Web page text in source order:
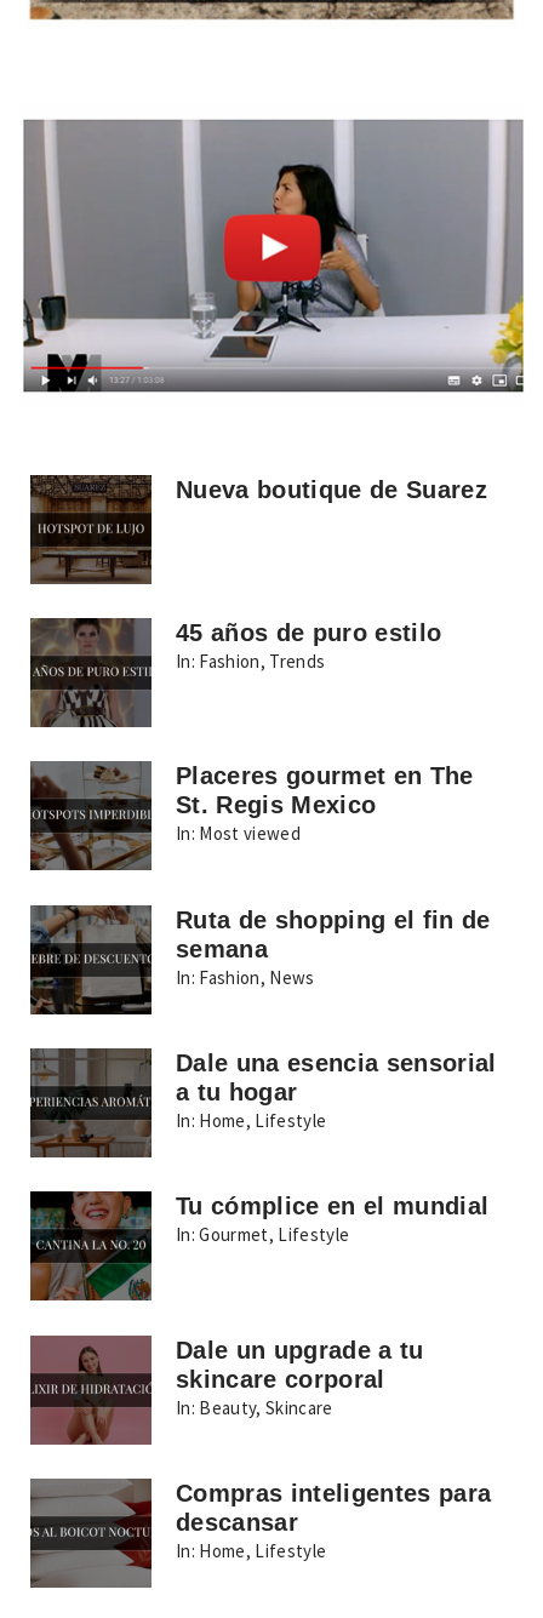
Nueva boutique de Suarez
45 años de puro estilo
In: Fashion, Trends
Placeres gourmet en The
St. Regis Mexico
In: Most viewed
Ruta de shopping el fin de
semana
In: Fashion, News
Dale una esencia sensorial
a tu hogar
In: Home, Lifestyle
Tu cómplice en el mundial
In: Gourmet, Lifestyle
Dale un upgrade a tu
skincare corporal
In: Beauty,Skincare
Compras inteligentes para
descansar
In: Home, Lifestyle